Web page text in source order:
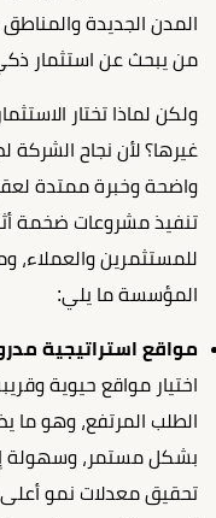
المدن الجديدة والمناطق
من يبحث عن استثمار
ولكن لماذا تختار
غيرها؟ لأن نجاح الشركة
واضحة وخبرة ممتدة
تنفيذ مشروعات ضخمة
للمستثمرين والعملاء،
المؤسسة ما يلي:
مواقع استراتيجية
اختيار مواقع حيوية
الطلب المرتفع، وهو ما
بشكل مستمر، وسهولة
تحقيق معدلات نمو أعلى